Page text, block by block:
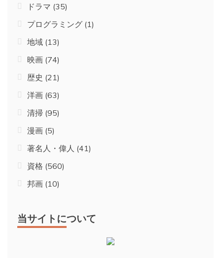
ドラマ (35)
プログラミング (1)
地域 (13)
映画 (74)
歴史 (21)
洋画 (63)
清掃 (95)
漫画 (5)
著名人・偉人 (41)
資格 (560)
邦画 (10)
当サイトについて